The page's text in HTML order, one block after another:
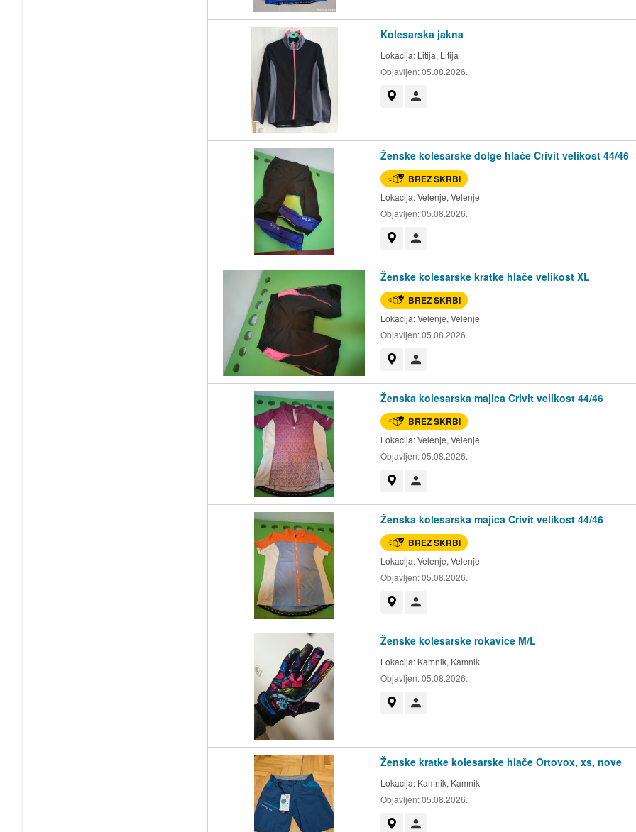
Kolesarska jakna
Lokacija: Litija, Litija
Objavljen:05.08.2026.
Ženske kolesarske dolge hlače Crivit velikost 44/46
BREZ SKRBI
Lokacija:Velenje, Velenje
Objavljen:05.08.2026.
Ženske kolesarske kratke hlače velikost XL
BREZ SKRBI
Lokacija:Velenje, Velenje
Objavljen:05.08.2026.
Ženska kolesarska majica Crivit velikost 44/46
BREZ SKRBI
Lokacija:Velenje, Velenje
Objavljen:05.08.2026.
Ženska kolesarska majica Crivit velikost 44/46
BREZ SKRBI
Lokacija:Velenje, Velenje
Objavljen:05.08.2026.
Ženske kolesarske rokavice M/L
Lokacija: Kamnik, Kamnik
Objavljen:05.08.2026.
Ženske kratke kolesarske hlače Ortovox, xs, nove
Lokacija: Kamnik, Kamnik
Objavljen:05.08.2026.